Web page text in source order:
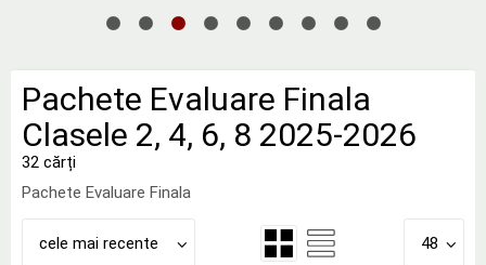
Pachete Evaluare Finala
Clasele 2, 4, 6, 8 2025-2026
32 cărți
Pachete Evaluare Finala
cele mai recente 48